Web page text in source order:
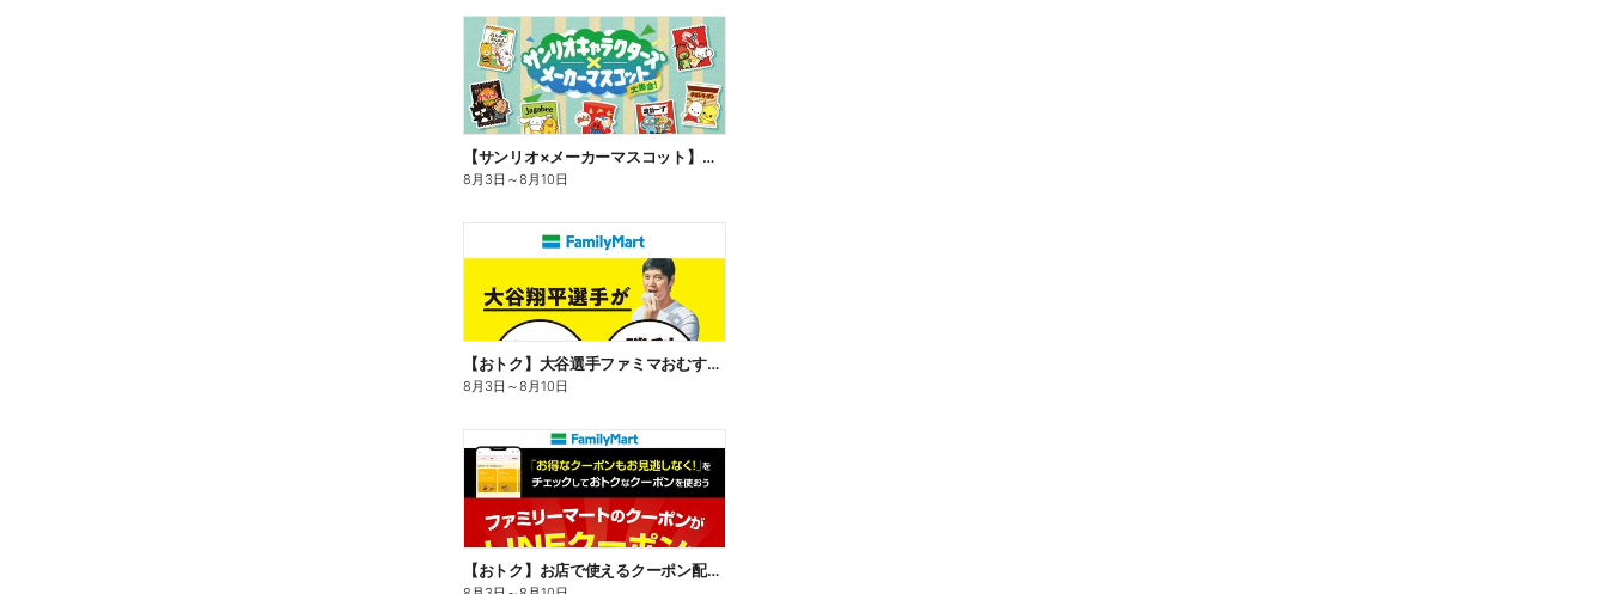
【サンリオ×メーカーマスコット】オリジナルグッズ貰える!
8月3日 ～8月10日
【おトク】大谷選手ファミマおむすび割
8月3日 ～8月10日
【おトク】お店で使えるクーポン配信中